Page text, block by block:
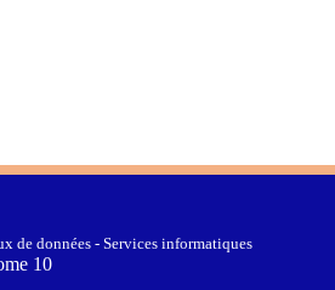
de données - Services informatiques
10